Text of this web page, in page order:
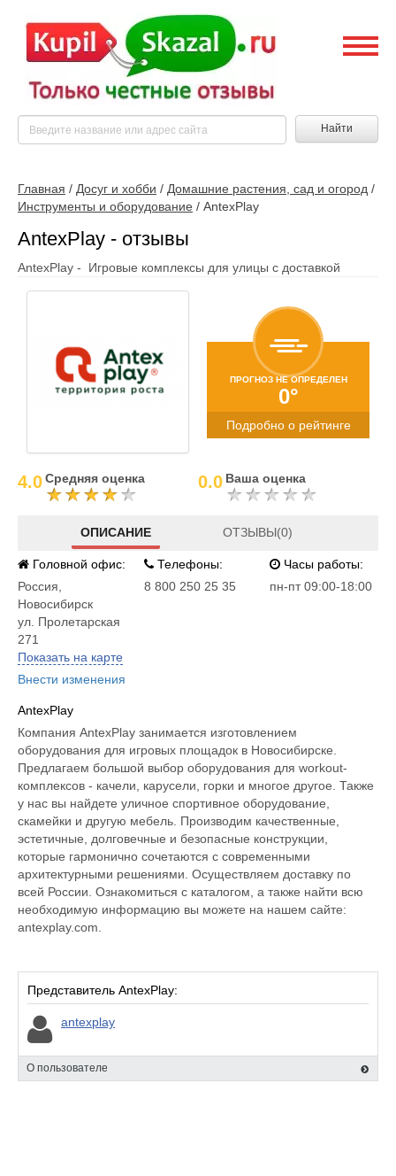
Найти
Главная / Досуг и хобби / Домашние растения, сад и огород /
Инструменты и оборудование / AntexPlay
AntexPlay - отзывы
AntexPlay - Игровые комплексы для улицы с доставкой
ПРОГНОЗ НЕ ОПРЕДЕЛЕН
0°
Подробно о рейтинге
4.0Средняя оценка 0.0 Ваша оценка
ОПИСАНИЕ ОТЗЫВЫ(0)
Головной офис:
Россия
Новосибирск
ул. Пролетарская
271
Показать на карте
Внести изменения
Телефоны:
8 800 250 25 35
Часы работы:
пн-пт 09:00-18:00
AntexPlay
Компания AntexPlay занимается изготовлением
оборудования для игровых площадок в Новосибирске.
Предлагаем большой выбор оборудования для workout-
комплексов - качели, карусели, горки и многое другое. Также
у нас вы найдете уличное спортивное оборудование,
скамейки и другую мебель. Производим качественные,
эстетичные, долговечные и безопасные конструкции,
которые гармонично сочетаются с современными
архитектурными решениями. Осуществляем доставку по
всей России. Ознакомиться с каталогом, а также найти всю
необходимую информацию вы можете на нашем сайте:
antexplay.com.
Представитель AntexPlay:
antexplay
О пользователе